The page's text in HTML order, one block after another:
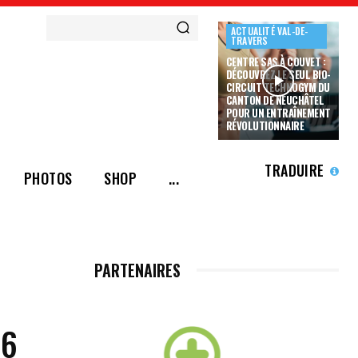
ACTUALITÉ VAL-DE-
TRAVERS
CENTRE SAS À COUVET :
DÉCOUVREZ LE SEUL BIO-
CIRCUIT TECHNOGYM DU
CANTON DE NEUCHÂTEL
POUR UN ENTRAÎNEMENT
RÉVOLUTIONNAIRE
PHOTOS SHOP ... TRADUIRE
PARTENAIRES